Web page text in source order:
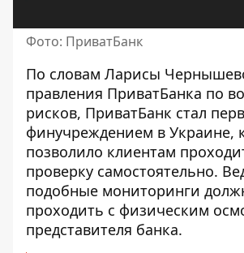
Фото: ПриватБанк
По словам Ларисы
правления ПриватБанка по
рисков, ПриватБанк стал
финучреждением в Украине,
позволило клиентам
проверку самостоятельно.
подобные мониторинги
проходить с физическим
представителя банка.